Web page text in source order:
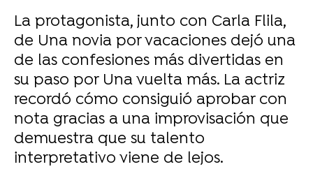
La protagonista, junto con Carla Flila,
de Una novia por vacaciones dejó una
de las confesiones más divertidas en
su paso por Una vuelta más. La actriz
recordó cómo consiguió aprobar con
nota gracias a una improvisación que
demuestra que su talento
interpretativo viene de lejos.